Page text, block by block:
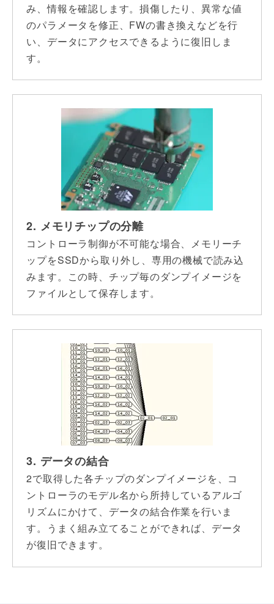
み、情報を確認します。損傷したり、異常な値
のパラメータを修正、FWの書き換えなどを行
い、データにアクセスできるように復旧しま
す。
2. メモリチップの分離
コントローラ制御が不可能な場合、メモリーチ
ップをSSDから取り外し、専用の機械で読み込
みます。この時、チップ毎のダンプイメージを
ファイルとして保存します。
3. データの結合
2で取得した各チップのダンプイメージを、コ
ントローラのモデル名から所持しているアルゴ
リズムにかけて、データの結合作業を行いま
す。うまく組み立てることができれば、データ
が復旧できます。